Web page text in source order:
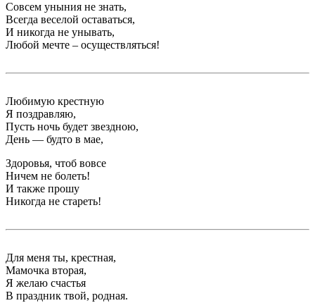
Совсем уныния не знать,
Всегда веселой оставаться,
И никогда не унывать,
Любой мечте – осуществляться!
Любимую крестную
Я поздравляю,
Пусть ночь будет звездною,
День — будто в мае,
Здоровья, чтоб вовсе
Ничем не болеть!
И также прошу
Никогда не стареть!
Для меня ты, крестная,
Мамочка вторая,
Я желаю счастья
В праздник твой, родная.